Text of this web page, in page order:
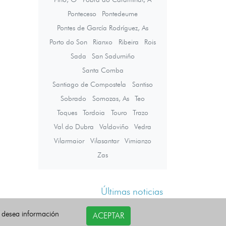
Ponteceso
Pontedeume
Pontes de García Rodríguez, As
Porto do Son
Rianxo Ribeira
Rois
Sada
San Sadurniño
Santa Comba
Santiago de Compostela
Santiso
Sobrado
Somozas, As
Teo
Toques
Tordoia Touro
Trazo
Val do Dubra
Valdoviño
Vedra
Vilarmaior
Vilasantar
Vimianzo
Zas
Últimas noticias
información
ACEPTAR